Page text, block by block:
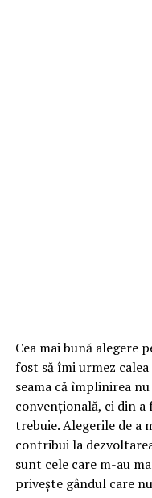
Cea mai bună alegere
fost să îmi urmez
seama că împlinirea
convențională, ci din a
trebuie. Alegerile de a
contribui la
sunt cele care m-au
privește gândul care